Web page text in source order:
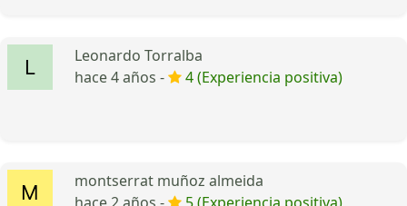
Leonardo Torralba
hace 4 años -
4 (Experiencia positiva)
montserrat muñoz almeida